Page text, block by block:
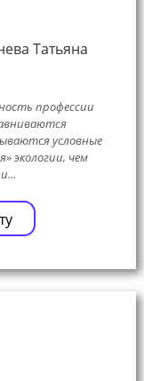
Татьяна
профессии
условные
экологии, чем